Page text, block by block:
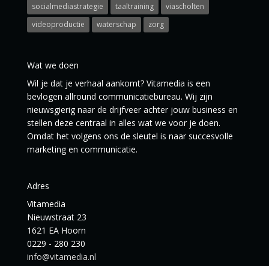
socialmediastrategie
taaltraining
viascholten
videoproductie
waterschap zorg
Wat we doen
Wil je dat je verhaal aankomt? Vitamedia is een
bevlogen allround communicatiebureau. Wij zijn
nieuwsgierig naar de drijfveer achter jouw business en
stellen deze centraal in alles wat we voor je doen.
Omdat het volgens ons de sleutel is naar succesvolle
marketing en communicatie.
Adres
Vitamedia
Nieuwstraat 23
1621 EA Hoorn
0229 - 280 230
info@vitamedia.nl